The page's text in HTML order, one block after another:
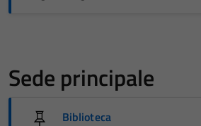
Sede principale
Biblioteca